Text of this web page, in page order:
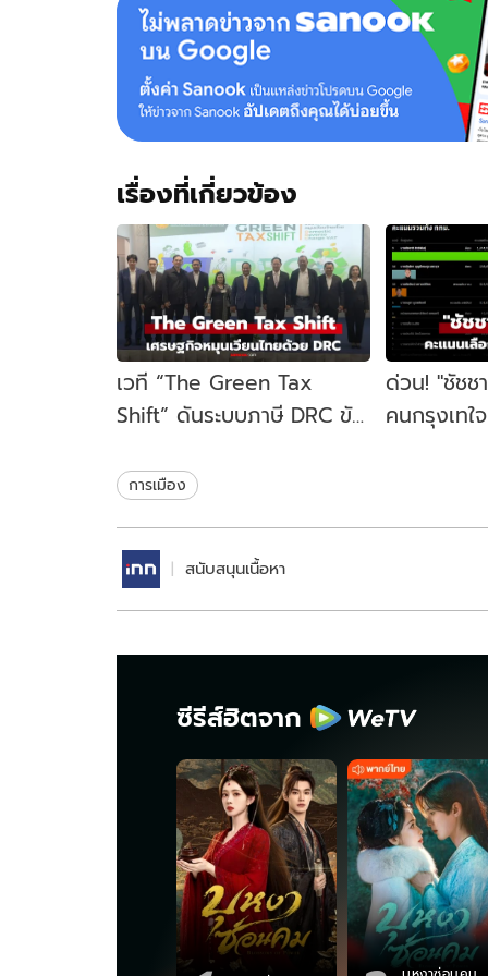
เรื่องที่เกี่ยวข้อง
เวที “The Green Tax
Shift” ดันระบบภาษี DRC ขับ
ไทย
ด่วน! "ชัชช
คนกรุงเทใ
การเมือง
สนับสนุนเนื้อหา
ซีรีส์ฮิตจาก